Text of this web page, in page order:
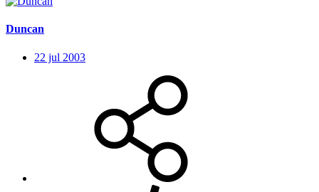
Duncan
22 jul 2003